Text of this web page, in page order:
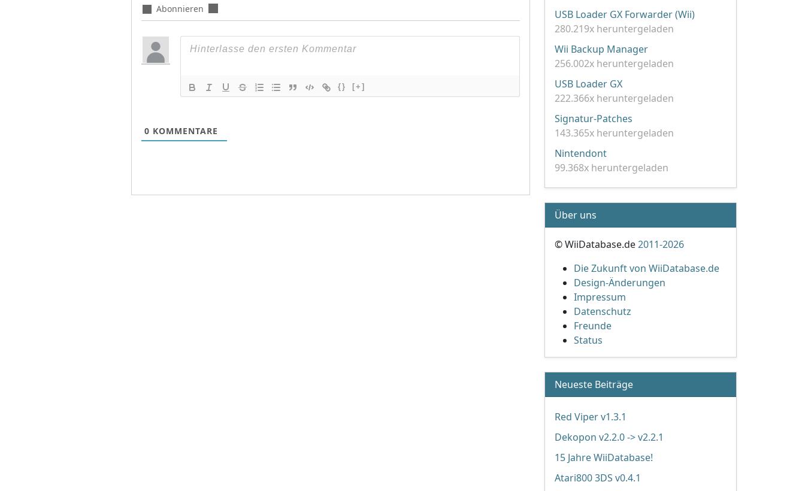
Abonnieren
{} [+]
0 KOMMENTARE
USB Loader GX Forwarder (Wii)
280.219x heruntergeladen
Wii Backup Manager
256.002x heruntergeladen
USB Loader GX
222.366x heruntergeladen
Signatur-Patches
143.365x heruntergeladen
Nintendont
99.368x heruntergeladen
Über uns
© WiiDatabase.de2011-2026
Die Zukunft von WiiDatabase.de
Design-Änderungen
Impressum
Datenschutz
Freunde
Status
Neueste Beiträge
Red Viper v1.3.1
Dekopon v2.2.0 -> v2.2.1
15 Jahre WiiDatabase!
Atari800 3DS v0.4.1